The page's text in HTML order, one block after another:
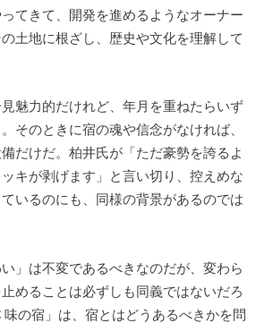
てきて、開発を進めるようなオーナー
土地に根ざし、歴史や文化を理解して
魅力的だけれど、年月を重ねたらいず
そのときに宿の魂や信念がなければ、
だけだ。柏井氏が「ただ豪勢を誇るよ
キが剥げます」と言い切り、控えめな
いるのにも、同様の背景があるのでは
」は不変であるべきなのだが、変わら
めることは必ずしも同義ではないだろ
味の宿」は、宿とはどうあるべきかを問